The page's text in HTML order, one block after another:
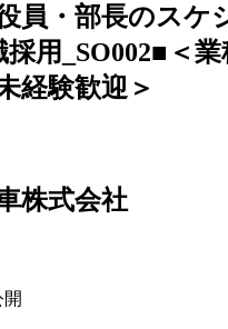
員・部長のスケ
用_SO002■＜
経験歓迎＞
株式会社